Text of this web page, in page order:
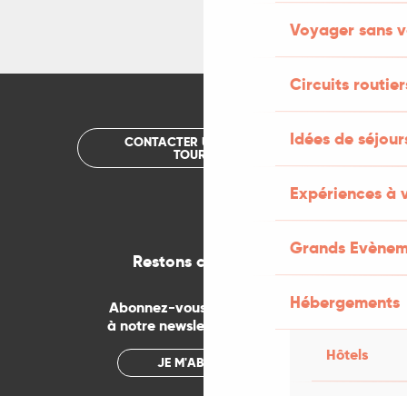
Voyager sans
Circuits
Idées de
Expériences à
Grands
Hébergements
Hôtels
CONTACTER UN OFFICE DE
TOURISME
Restons connectés
Abonnez-vous gratuitement
à notre newsletter mensuelle
JE M'ABONNE